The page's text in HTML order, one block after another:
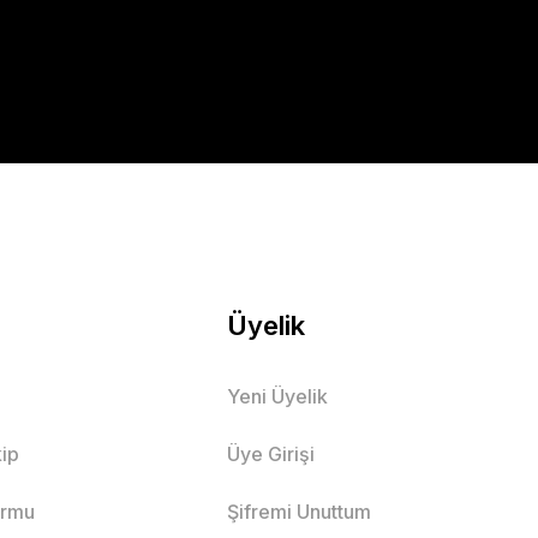
Üyelik
Yeni Üyelik
Üye Girişi
Şifremi Unuttum